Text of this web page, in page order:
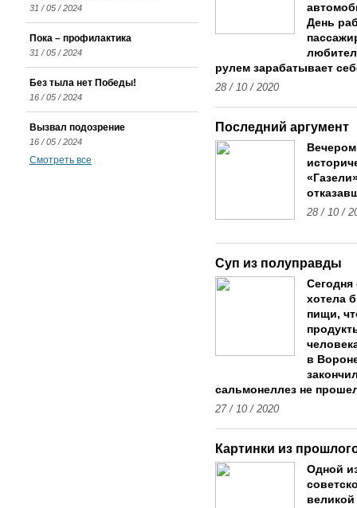
День
рулем зарабатывает
28 / 10 / 2020
Последний аргумент
28 / 10 /
Суп из полуправды
хотела
пищи,
в
сальмонеллез не
27 / 10 / 2020
Картинки из
Одной
31 / 05 / 2024
Пока – профилактика
31 / 05 / 2024
Без тыла нет Победы!
16 / 05 / 2024
Вызвал подозрение
16 / 05 / 2024
Смотреть все